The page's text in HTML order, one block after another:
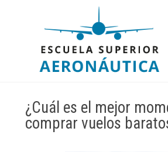
¿Cuál es el mejor
comprar vuelos